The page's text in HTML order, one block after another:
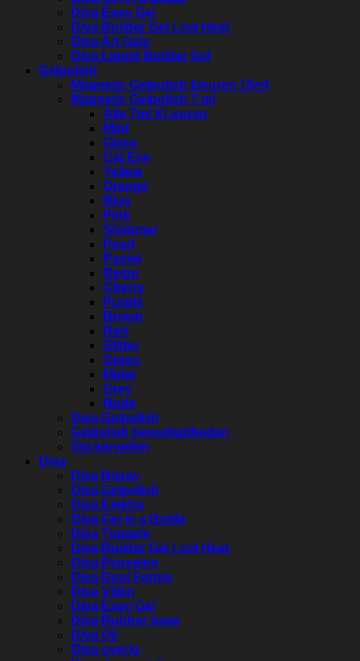
Diva Easy Gel
Diva Builder Gel Low Heat
Diva Art Gels
Diva Liquid Builder Gel
Gelpolish
Magnetic Gelpolish kleuren 15ml
Magnetic Gelpolish 7 ml
Alle 7ml KLeuren
Mint
Glass
Cat Eye
Yellow
Orange
Blue
Pink
Shimmer
Pearl
Pastel
Beige
Cherry
Purple
Brown
Red
Glitter
Green
Metal
Grey
Nude
Diva Gelpolish
Gelpolish benodigdheden
Stickervellen
Diva
Diva Nieuw
Diva Gelpolish
Diva Elektra
Diva Gel in a Bottle
Diva Topgels
Diva Builder Gel Low Heat
Diva Penselen
Diva Dual Forms
Diva Vijlen
Diva Easy Gel
Diva Rubber base
Diva Oil
Diva overig